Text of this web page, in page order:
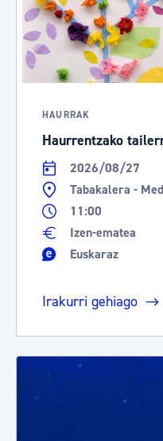
HAURRAK
Haurrentzako
2026/08/27
Tabakalera -
11:00
Izen-ematea
Euskaraz
Irakurri gehiago